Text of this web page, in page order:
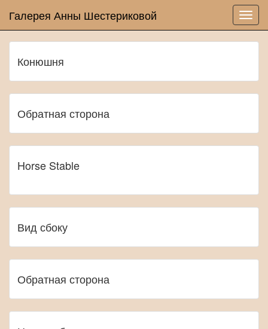
Галерея Анны Шестериковой
Конюшня
Обратная сторона
Horse Stable
Вид сбоку
Обратная сторона